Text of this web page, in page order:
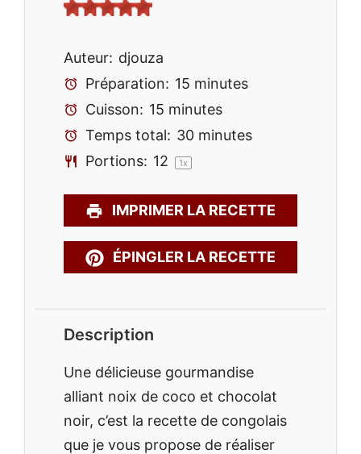
Auteur: djouza
Préparation: 15 minutes
Cuisson: 15 minutes
Temps total: 30 minutes
Portions: 12 1x
IMPRIMER LA RECETTE
ÉPINGLER LA RECETTE
Description
Une délicieuse gourmandise
alliant noix de coco et chocolat
noir, c’est la recette de congolais
que je vous propose de réaliser